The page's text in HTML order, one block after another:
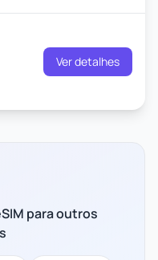
Ver detalhes
para outros